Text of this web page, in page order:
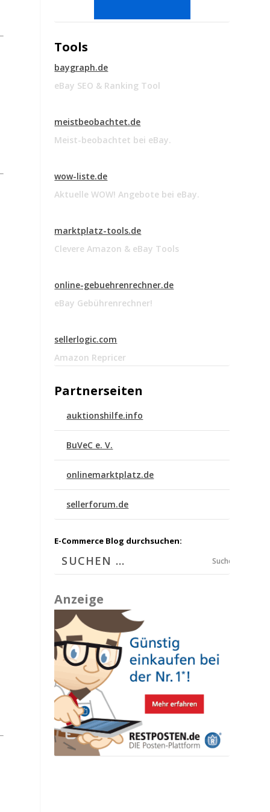
Tools
baygraph.de
eBay SEO & Ranking Tool
meistbeobachtet.de
Meist-beobachtet bei eBay.
wow-liste.de
Aktuelle WOW! Angebote bei eBay.
marktplatz-tools.de
Clevere Amazon & eBay Tools
online-gebuehrenrechner.de
eBay Gebührenrechner!
sellerlogic.com
Amazon Repricer
Partnerseiten
auktionshilfe.info
BuVeC e. V.
onlinemarktplatz.de
sellerforum.de
E-Commerce Blog durchsuchen:
Suchen
Anzeige